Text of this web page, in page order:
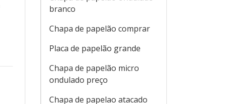
branco
Chapa de papelão comprar
Placa de papelão grande
Chapa de papelão micro
ondulado preço
Chapa de papelao atacado